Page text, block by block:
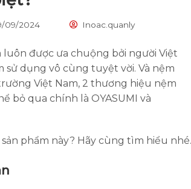
09/2024 Inoac.quanly
luôn được ưa chuộng bởi người Việt
dụng vô cùng tuyệt vời. Và nệm
Việt Nam, 2 thương hiệu nệm
bỏ qua chính là OYASUMI và
phẩm này? Hãy cùng tìm hiểu nhé.